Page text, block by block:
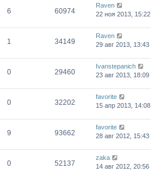
6 60974
Raven
22 ноя 2013, 15:22
1 34149
Raven
29 авг 2013, 13:43
0 29460
Ivanstepanich
23 авг 2013, 18:09
0 32202
favorite
15 апр 2013, 14:08
9 93662
favorite
28 авг 2012, 15:43
0 52137
zaka
14 авг 2012, 20:56